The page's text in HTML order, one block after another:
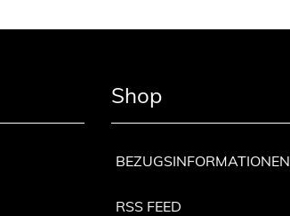
Shop
BEZUGSINFORMATIONEN
RSS FEED